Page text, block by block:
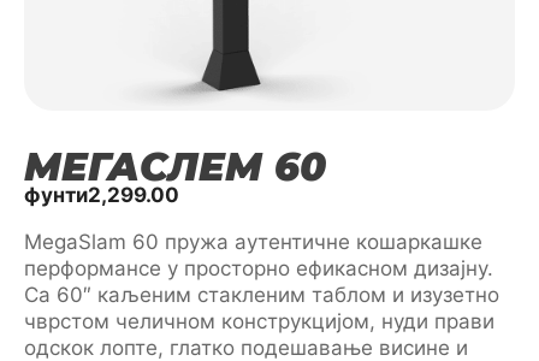
МЕГАСЛЕМ 60
фунти2,299.00
MegaSlam 60 пружа аутентичне кошаркашке
перформансе у просторно ефикасном дизајну.
Са 60″ каљеним стакленим таблом и изузетно
чврстом челичном конструкцијом, нуди прави
одскок лопте, глатко подешавање висине и